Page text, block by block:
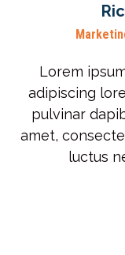
Lorem
adipiscing
pulvinar
amet,
luctus